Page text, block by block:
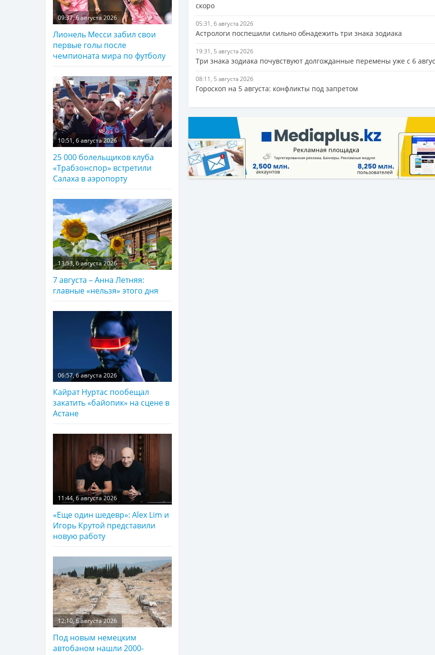
скоро
05:31, 6 августа 2026
Астрологи поспешили сильно обнадежить три знака зодиака
19:31, 5 августа 2026
Три знака зодиака почувствуют долгожданные перемены уже с 6
08:11, 5 августа 2026
Гороскоп на 5 августа: конфликты под запретом
09:37, 6 августа 2026
Лионель Месси забил свои
первые голы после
чемпионата мира по футболу
10:51, 6 августа 2026
25 000 болельщиков клуба
«Трабзонспор» встретили
Салаха в аэропорту
13:53, 6 августа 2026
7 августа – Анна Летняя:
главные «нельзя» этого дня
06:57, 6 августа 2026
Кайрат Нуртас пообещал
закатить «байопик» на сцене в
Астане
11:44, 6 августа 2026
«Еще один шедевр»: Alex Lim и
Игорь Крутой представили
новую работу
12:10, 6 августа 2026
Под новым немецким
автобаном нашли 2000-